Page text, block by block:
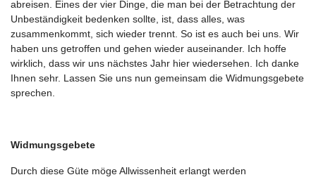
abreisen. Eines der vier Dinge, die man bei der Betrachtung der
Unbeständigkeit bedenken sollte, ist, dass alles, was
zusammenkommt, sich wieder trennt. So ist es auch bei uns. Wir
haben uns getroffen und gehen wieder auseinander. Ich hoffe
wirklich, dass wir uns nächstes Jahr hier wiedersehen. Ich danke
Ihnen sehr. Lassen Sie uns nun gemeinsam die Widmungsgebete
sprechen.
Widmungsgebete
Durch diese Güte möge Allwissenheit erlangt werden